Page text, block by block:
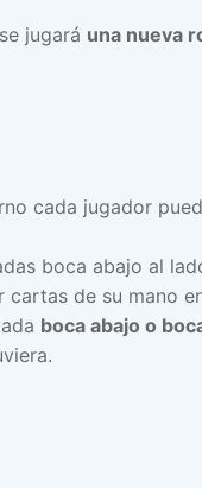
jugará una nueva
cada jugador
boca abajo al
de su mano
boca abajo o